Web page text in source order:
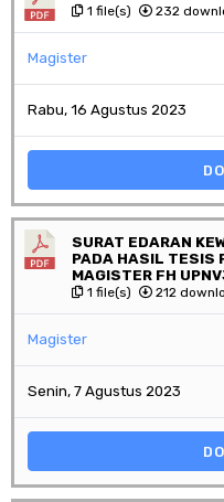
1 file(s) 232
Magister
Rabu, 16 Agustus 2023
SURAT EDARAN
PADA HASIL TESIS
MAGISTER FH
1 file(s) 212
Magister
Senin, 7 Agustus 2023